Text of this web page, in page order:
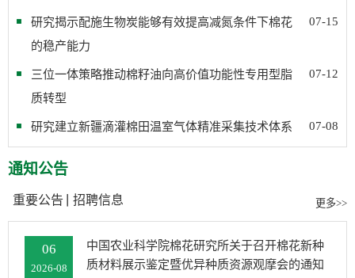
07-15
研究揭示配施生物炭能够有效提高减氮条件下棉花
的稳产能力
07-12
三位一体策略推动棉籽油向高价值功能性专用型脂
质转型
07-08
研究建立新疆滴灌棉田温室气体精准采集技术体系
通知公告
更多>>
重要公告 招聘信息
06
2026-08
中国农业科学院棉花研究所关于召开棉花新种
质材料展示鉴定暨优异种质资源观摩会的通知